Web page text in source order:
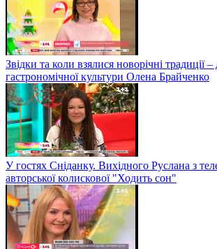
Звідки та коли взялися новорічні традиції
гастрономічної культури Олена Брайченко
У гостях Сніданку. Вихідного Руслана з
авторської колискової "Ходить сон"